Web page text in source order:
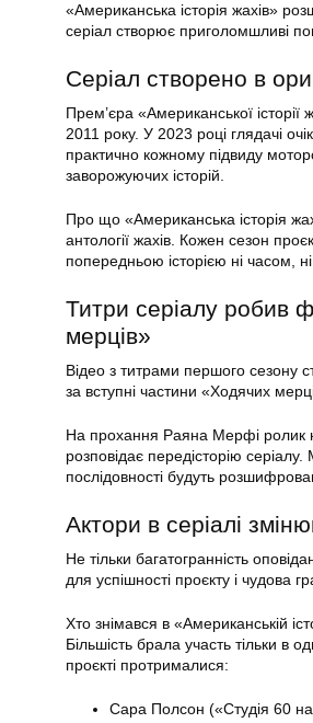
«Американська історія жахів»
серіал створює приголомшливі
Серіал створено в
Прем’єра «Американської
2011 року. У 2023 році глядачі
практично кожному підвиду
заворожуючих історій.
Про що «Американська історія
антології жахів. Кожен сезон
попередньою історією ні часом,
Титри серіалу робив
мерців»
Відео з титрами першого сезону
за вступні частини «Ходячих
На прохання Раяна Мерфі ролик
розповідає передісторію
послідовності будуть
Актори в серіалі
Не тільки багатогранність
для успішності проєкту і чудова
Хто знімався в «Американській
Більшість брала участь тільки в
проєкті протрималися:
Сара Полсон («Студія 60